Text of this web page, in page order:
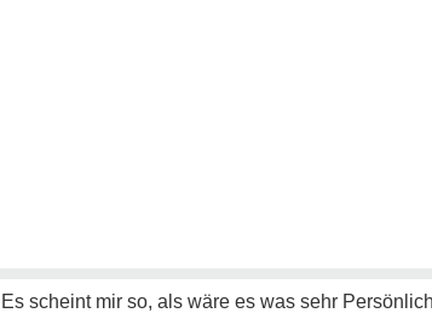
Es scheint mir so, als wäre es was sehr